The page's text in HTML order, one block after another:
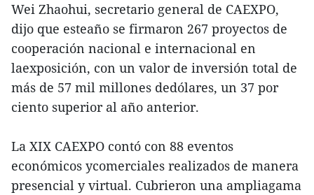
Wei Zhaohui, secretario general de CAEXPO,
dijo que esteaño se firmaron 267 proyectos de
cooperación nacional e internacional en
laexposición, con un valor de inversión total de
más de 57 mil millones dedólares, un 37 por
ciento superior al año anterior.
La XIX CAEXPO contó con 88 eventos
económicos ycomerciales realizados de manera
presencial y virtual. Cubrieron una ampliagama